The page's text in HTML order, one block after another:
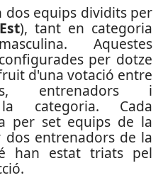
equips dividits per
Est), tant en categoria
Aquestes
per dotze
d'una votació entre
entrenadors i
categoria. Cada
per set equips de la
entrenadors de la
han estat triats pel